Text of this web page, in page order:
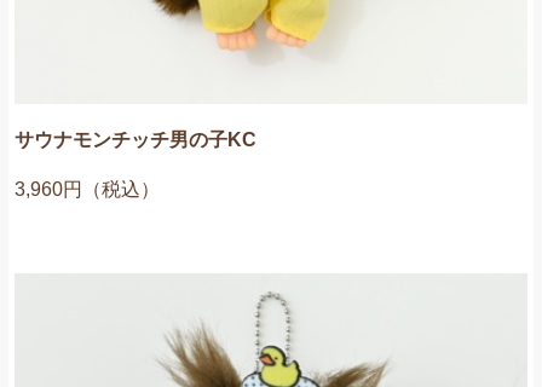
サウナモンチッチ男の子KC
3,960円（税込）